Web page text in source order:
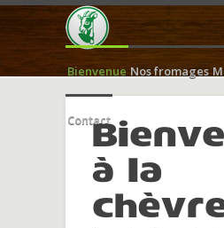
Bienvenue Nos fromages
Contact
à la